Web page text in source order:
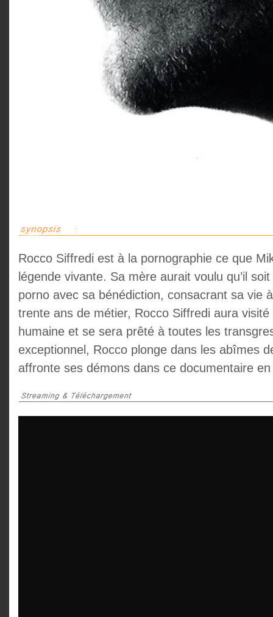
Rocco Siffredi est à la pornographie ce que
légende vivante. Sa mère aurait voulu qu’il
porno avec sa bénédiction, consacrant sa vie
trente ans de métier, Rocco Siffredi aura
humaine et se sera prêté à toutes les
exceptionnel, Rocco plonge dans les abîmes
affronte ses démons dans ce documentaire